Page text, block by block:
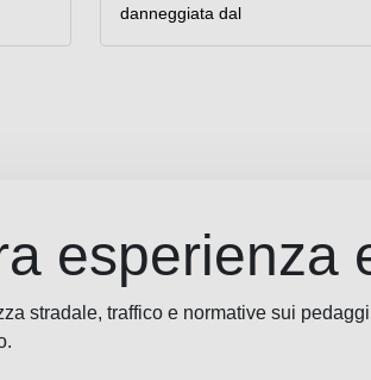
danneggiata dal
esperienza
stradale, traffico e normative sui